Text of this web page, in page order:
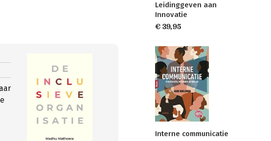
Leidinggeven aan
Innovatie
€ 39,95
Interne communicatie